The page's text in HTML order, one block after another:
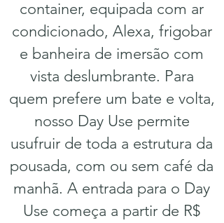
container, equipada com ar
condicionado, Alexa, frigobar
e banheira de imersão com
vista deslumbrante. Para
quem prefere um bate e volta,
nosso Day Use permite
usufruir de toda a estrutura da
pousada, com ou sem café da
manhã. A entrada para o Day
Use começa a partir de R$